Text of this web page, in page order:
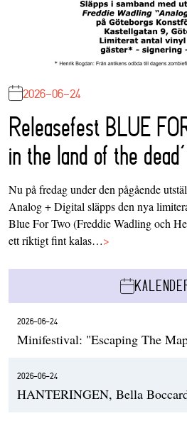
2026-06-24
Releasefest BLUE
in the land of the
Nu på fredag under den pågående
Analog + Digital släpps den nya
Blue For Two (Freddie Wadling och
ett riktigt fint kalas…>
2026-06-24
Minifestival: "Escaping The
2026-06-24
HANTERINGEN, Bella